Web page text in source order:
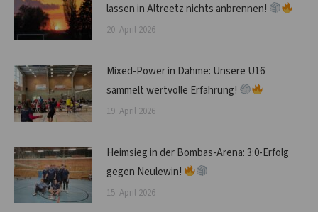
lassen in Altreetz nichts anbrennen!
20. April 2026
Mixed-Power in Dahme: Unsere U16
sammelt wertvolle Erfahrung!
19. April 2026
Heimsieg in der Bombas-Arena: 3:0-Erfolg
gegen Neulewin!
15. April 2026